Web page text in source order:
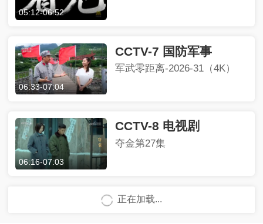
05:12-06:52
06:33-07:04
CCTV-7 国防军事
军武零距离-2026-31（4K）
06:16-07:03
CCTV-8 电视剧
夺金第27集
正在加载...